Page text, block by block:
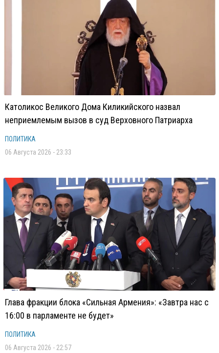
Католикос Великого Дома Киликийского назвал
неприемлемым вызов в суд Верховного Патриарха
ПОЛИТИКА
06 Августа 2026 - 23:33
Глава фракции блока «Сильная Армения»: «Завтра нас с
16:00 в парламенте не будет»
ПОЛИТИКА
06 Августа 2026 - 22:57